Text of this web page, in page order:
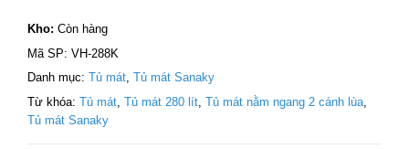
Kho: Còn hàng
Mã SP: VH-288K
Danh mục: Tủ mát, Tủ mát Sanaky
Từ khóa: Tủ mát Tủ mát 280 lít Tủ mát nằm ngang 2 cánh lùa
Tủ mát Sanaky